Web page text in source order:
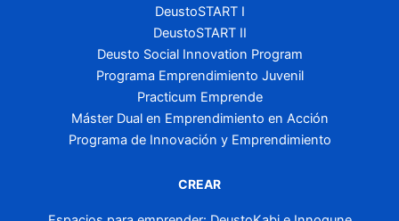
DeustoSTART I
DeustoSTART II
Deusto Social Innovation Program
Programa Emprendimiento Juvenil
Practicum Emprende
Máster Dual en Emprendimiento en Acción
Programa de Innovación y Emprendimiento
CREAR